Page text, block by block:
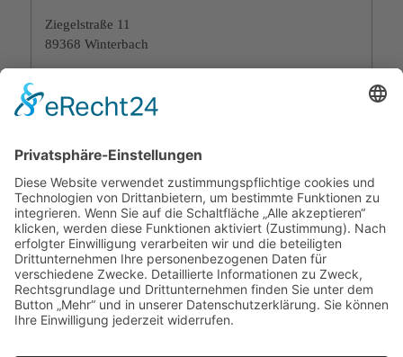
Ziegelstraße 11
89368 Winterbach
Soldaten- und Kameradschaftsverein Winterbach
1. Vorstand: Maximilian Abold
An der Halde 5
89368 Winterbach
Tel.: 0151/2101458
Gemeinde Winterbach